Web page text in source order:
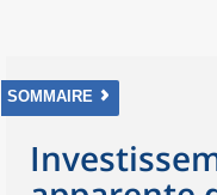
SOMMAIRE